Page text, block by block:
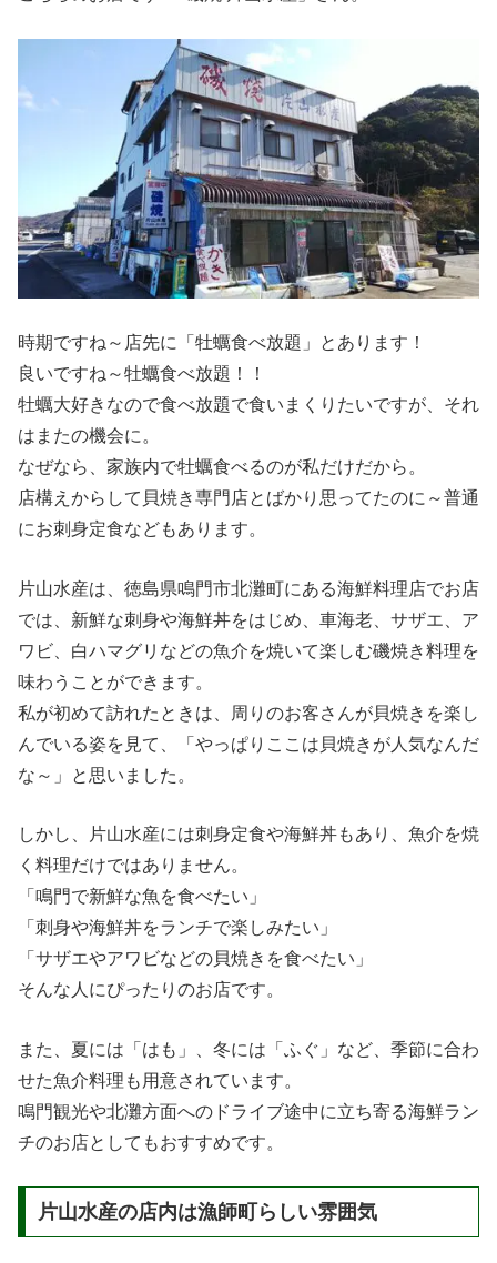
時期ですね～店先に「牡蠣食べ放題」とあります！
良いですね～牡蠣食べ放題！！
牡蠣大好きなので食べ放題で食いまくりたいですが、それ
はまたの機会に。
なぜなら、家族内で牡蠣食べるのが私だけだから。
店構えからして貝焼き専門店とばかり思ってたのに～普通
にお刺身定食などもあります。
片山水産は、徳島県鳴門市北灘町にある海鮮料理店でお店
では、新鮮な刺身や海鮮丼をはじめ、車海老、サザエ、ア
ワビ、白ハマグリなどの魚介を焼いて楽しむ磯焼き料理を
味わうことができます。
私が初めて訪れたときは、周りのお客さんが貝焼きを楽し
んでいる姿を見て、「やっぱりここは貝焼きが人気なんだ
な～」と思いました。
しかし、片山水産には刺身定食や海鮮丼もあり、魚介を焼
く料理だけではありません。
「鳴門で新鮮な魚を食べたい」
「刺身や海鮮丼をランチで楽しみたい」
「サザエやアワビなどの貝焼きを食べたい」
そんな人にぴったりのお店です。
また、夏には「はも」、冬には「ふぐ」など、季節に合わ
せた魚介料理も用意されています。
鳴門観光や北灘方面へのドライブ途中に立ち寄る海鮮ラン
チのお店としてもおすすめです。
片山水産の店内は漁師町らしい雰囲気